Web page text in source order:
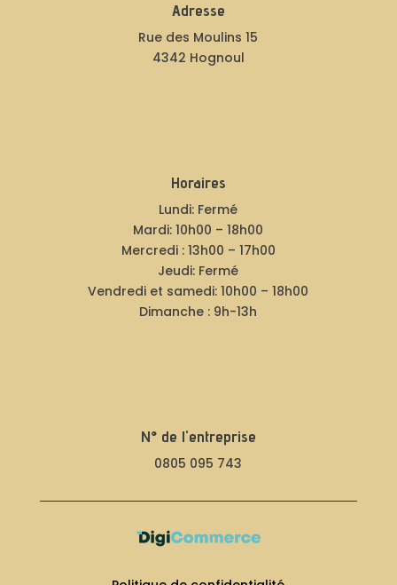
Adresse
Rue des Moulins 15
4342 Hognoul
Horaires
Lundi: Fermé
Mardi: 10h00 – 18h00
Mercredi : 13h00 – 17h00
Jeudi: Fermé
Vendredi et samedi: 10h00 – 18h00
Dimanche : 9h-13h
N° de l'entreprise
0805 095 743